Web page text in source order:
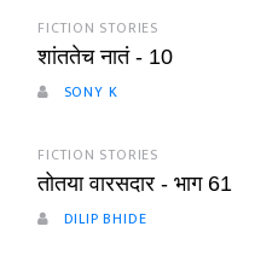
FICTION STORIES
शांततेच नातं - 10
SONY K
FICTION STORIES
तोतया वारसदार - भाग 61
DILIP BHIDE